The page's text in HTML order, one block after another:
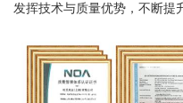
发挥技术与质量优势，不断提